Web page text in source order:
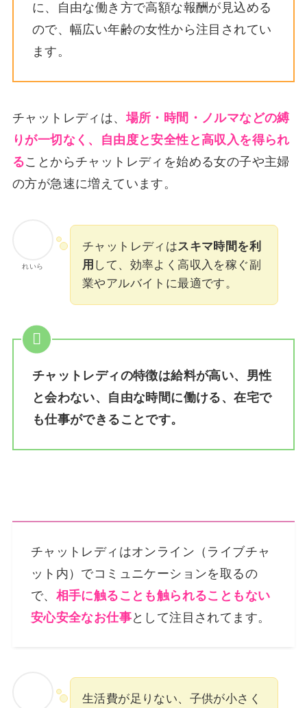
に、自由な働き方で高額な報酬が見込める
ので、幅広い年齢の女性から注目されてい
ます。
チャットレディは、場所・時間・ノルマなどの縛
りが一切なく、自由度と安全性と高収入を得られ
ることからチャットレディを始める女の子や主婦
の方が急速に増えています。
れいら
チャットレディはスキマ時間を利
用 して、効率よく高収入を稼ぐ副
業やアルバイトに最適です。
チャットレディの特徴は給料が高い、男性
と会わない、自由な時間に働ける、在宅で
も仕事ができることです。
チャットレディはオンライン（ライブチャ
ット内）でコミュニケーションを取るの
で、 相手に触ることも触られることもない
安心安全なお仕事として注目されてます。
生活費が足りない、子供が小さく